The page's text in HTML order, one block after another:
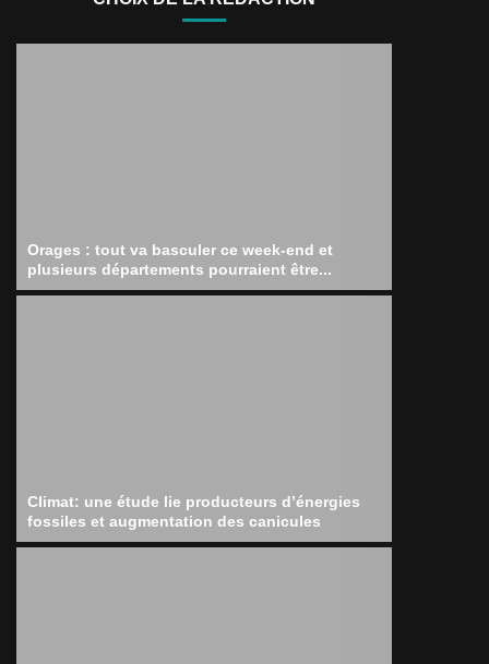
Orages : tout va basculer ce week-end et
plusieurs départements pourraient être...
Climat: une étude lie producteurs d’énergies
fossiles et augmentation des canicules